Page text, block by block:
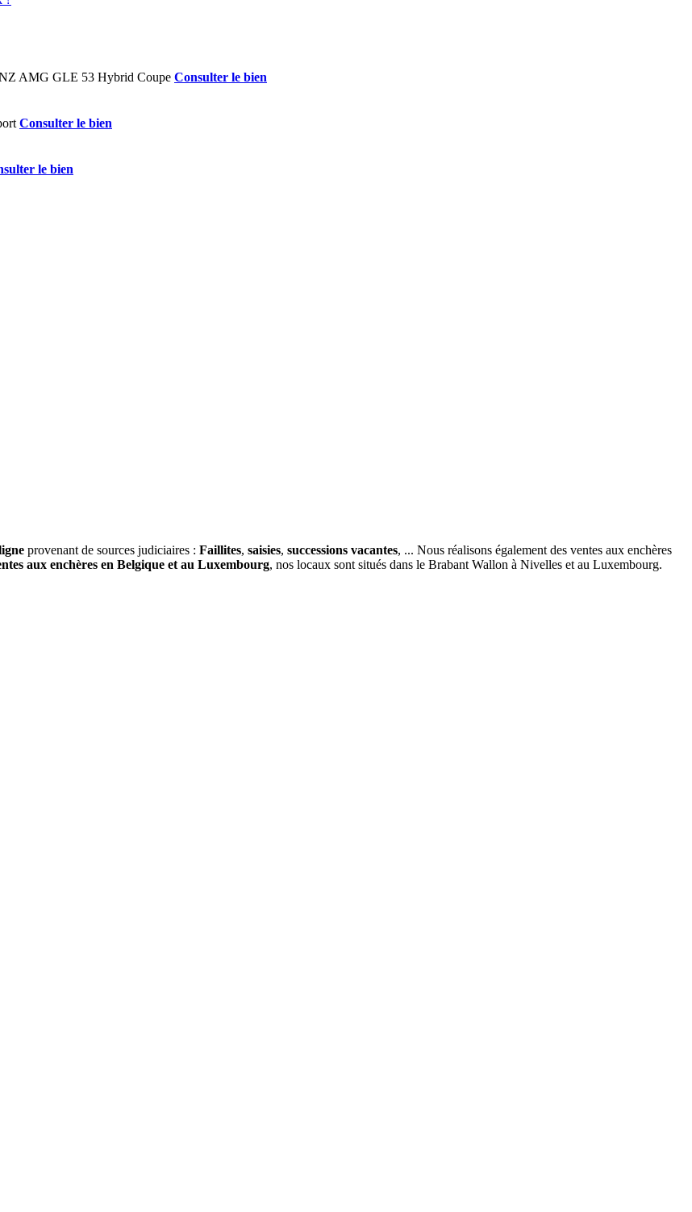
Consulter le bien
Consulter le bien
le bien
provenant de sources judiciaires : Faillites, saisies, successions vacantes, ... Nous réalisons également des ventes aux enchères
aux enchères en Belgique et au Luxembourg, nos locaux sont situés dans le Brabant Wallon à Nivelles et au Luxembourg.